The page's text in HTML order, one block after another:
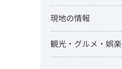
現地の情報
観光・グルメ・娯楽